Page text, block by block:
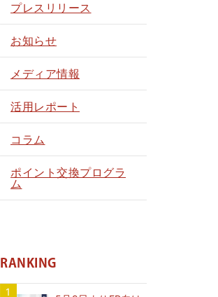
プレスリリース
お知らせ
メディア情報
活用レポート
コラム
ポイント交換プログラ
ム
RANKING